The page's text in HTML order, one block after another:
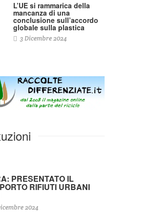
L’UE si rammarica della
mancanza di una
conclusione sull’accordo
globale sulla plastica
3 Dicembre 2024
PRESENTATO IL
RIFIUTI URBANI
2024